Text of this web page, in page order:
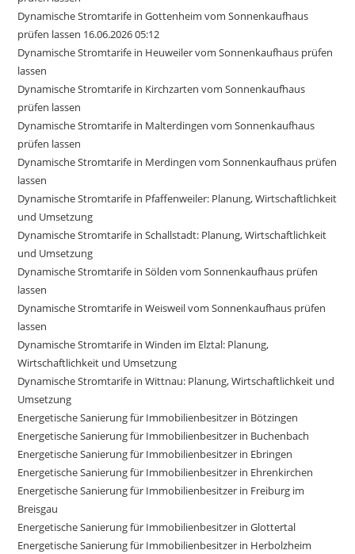
Dynamische Stromtarife in Gottenheim vom Sonnenkaufhaus
prüfen lassen 16.06.2026 05:12
Dynamische Stromtarife in Heuweiler vom Sonnenkaufhaus prüfen
lassen
Dynamische Stromtarife in Kirchzarten vom Sonnenkaufhaus
prüfen lassen
Dynamische Stromtarife in Malterdingen vom Sonnenkaufhaus
prüfen lassen
Dynamische Stromtarife in Merdingen vom Sonnenkaufhaus prüfen
lassen
Dynamische Stromtarife in Pfaffenweiler: Planung, Wirtschaftlichkeit
und Umsetzung
Dynamische Stromtarife in Schallstadt: Planung, Wirtschaftlichkeit
und Umsetzung
Dynamische Stromtarife in Sölden vom Sonnenkaufhaus prüfen
lassen
Dynamische Stromtarife in Weisweil vom Sonnenkaufhaus prüfen
lassen
Dynamische Stromtarife in Winden im Elztal: Planung,
Wirtschaftlichkeit und Umsetzung
Dynamische Stromtarife in Wittnau: Planung, Wirtschaftlichkeit und
Umsetzung
Energetische Sanierung für Immobilienbesitzer in Bötzingen
Energetische Sanierung für Immobilienbesitzer in Buchenbach
Energetische Sanierung für Immobilienbesitzer in Ebringen
Energetische Sanierung für Immobilienbesitzer in Ehrenkirchen
Energetische Sanierung für Immobilienbesitzer in Freiburg im
Breisgau
Energetische Sanierung für Immobilienbesitzer in Glottertal
Energetische Sanierung für Immobilienbesitzer in Herbolzheim